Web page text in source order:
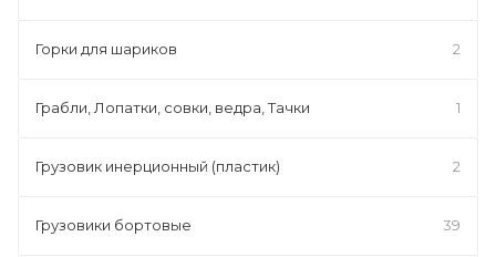
Горки для шариков 2
Грабли, Лопатки, совки, ведра, Тачки 1
Грузовик инерционный (пластик) 2
Грузовики бортовые 39